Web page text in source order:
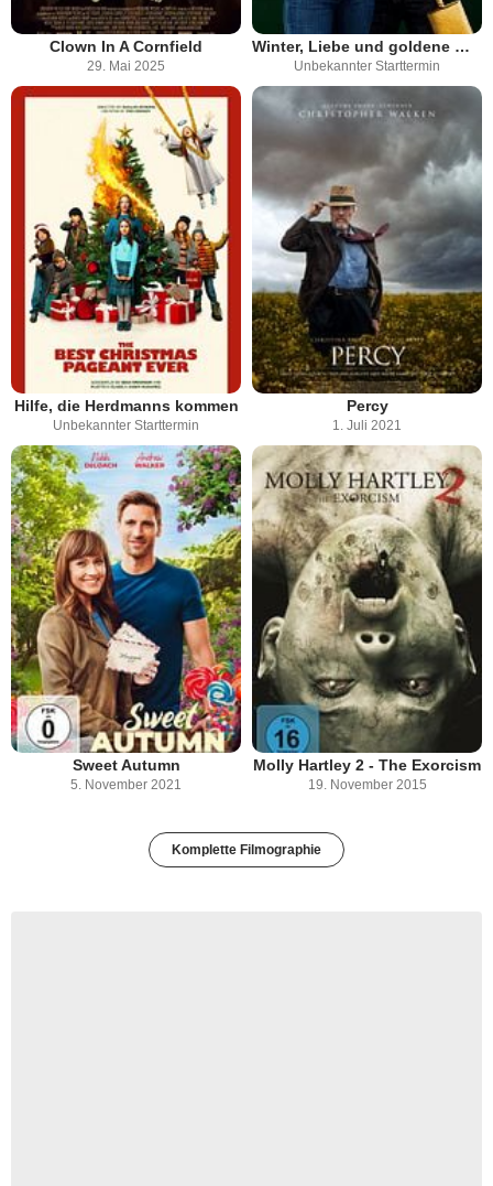
Clown In A Cornfield
29. Mai 2025
Winter, Liebe und goldene Weihnachten - Five Gold Rings
Unbekannter Starttermin
Hilfe, die Herdmanns kommen
Unbekannter Starttermin
Percy
1. Juli 2021
Sweet Autumn
5. November 2021
Molly Hartley 2 - The Exorcism
19. November 2015
Komplette Filmographie